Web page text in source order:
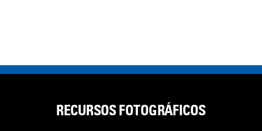
RECURSOS FOTOGRÁFICOS